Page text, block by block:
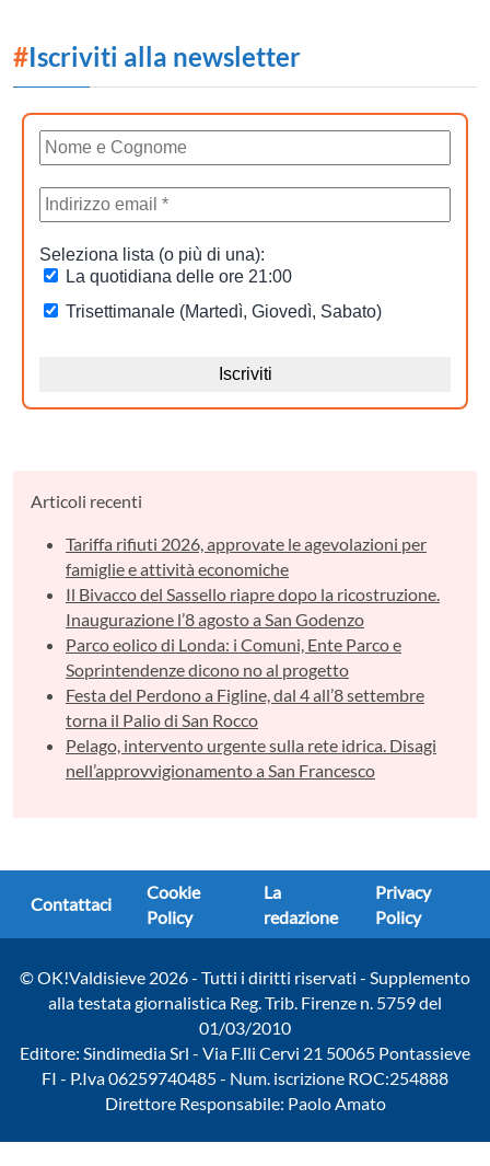
#Iscriviti alla newsletter
Articoli recenti
Tariffa rifiuti 2026, approvate le agevolazioni per
famiglie e attività economiche
Il Bivacco del Sassello riapre dopo la ricostruzione.
Inaugurazione l’8 agosto a San Godenzo
Parco eolico di Londa: i Comuni, Ente Parco e
Soprintendenze dicono no al progetto
Festa del Perdono a Figline, dal 4 all’8 settembre
torna il Palio di San Rocco
Pelago, intervento urgente sulla rete idrica. Disagi
nell’approvvigionamento a San Francesco
Contattaci
Cookie
Policy
La
redazione
Privacy
Policy
© OK!Valdisieve 2026 - Tutti i diritti riservati - Supplemento
alla testata giornalistica Reg. Trib. Firenze n. 5759 del
01/03/2010
Editore: Sindimedia Srl - Via F.lli Cervi 21 50065 Pontassieve
FI - P.Iva 06259740485 - Num. iscrizione ROC:254888
Direttore Responsabile: Paolo Amato